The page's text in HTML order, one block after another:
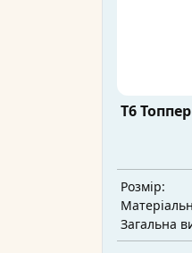
T6
Розмір:
Загальна